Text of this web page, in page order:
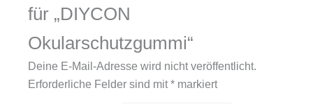
für „DIYCON
Okularschutzgummi“
Deine E-Mail-Adresse wird nicht veröffentlicht.
Erforderliche Felder sind mit* markiert